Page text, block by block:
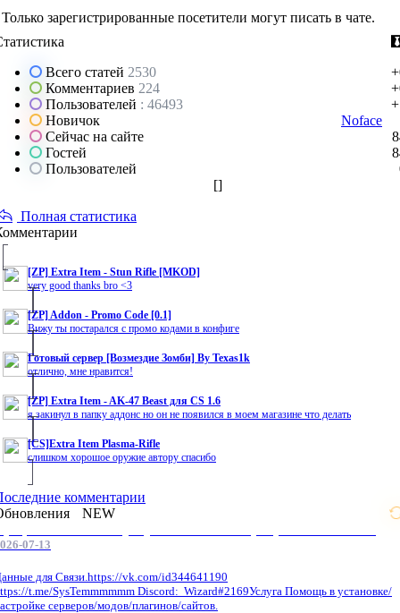
Только зарегистрированные посетители могут писать в чате.
Всего статей 2530
Комментариев 224
Пользователей : 46493
Новичок
Noface
Сейчас на сайте
Гостей
Пользователей
[]
Полная статистика
[ZP] Extra Item - Stun Rifle [MKOD]
very good thanks bro <3
[ZP] Addon - Promo Code [0.1]
Вижу ты постарался с промо кодами в конфиге
Готовый сервер [Возмездие Зомби] By Texas1k
отлично, мне нравится!
[ZP] Extra Item - AK-47 Beast для CS 1.6
я закинул в папку аддонс но он не появился в моем магазине что делать
[CS]Extra Item Plasma-Rifle
слишком хорошое оружие автору спасибо
комментарии
NEW
07-13
для Связи.https://vk.com/id344641190
t.me/SysTemmmmmm Discord: Wizard#2169Услуга Помощь в установке/
серверов/модов/плагинов/сайтов.